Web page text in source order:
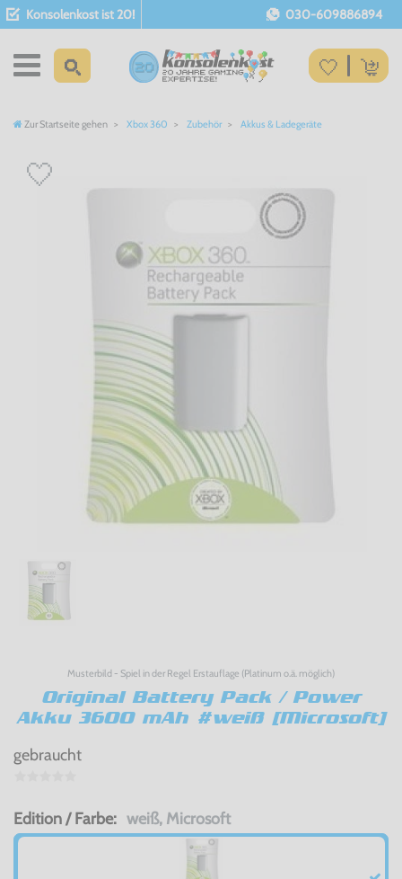
Konsolenkost ist 20! 030-609886894
Zur Startseite gehen Xbox 360 Zubehör Akkus & Ladegeräte
Musterbild - Spiel in der Regel Erstauflage (Platinum o.ä. möglich)
Original Battery Pack / Power
Akku 3600 mAh #weiß [Microsoft]
gebraucht
Edition / Farbe: weiß, Microsoft